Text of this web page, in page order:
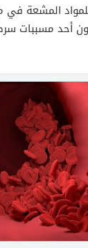
المشعة في
أحد مسببات